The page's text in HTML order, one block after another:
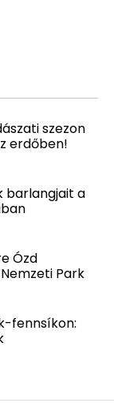
szezon
erdőben!
barlangjait a
Ózd
Park
fennsíkon: